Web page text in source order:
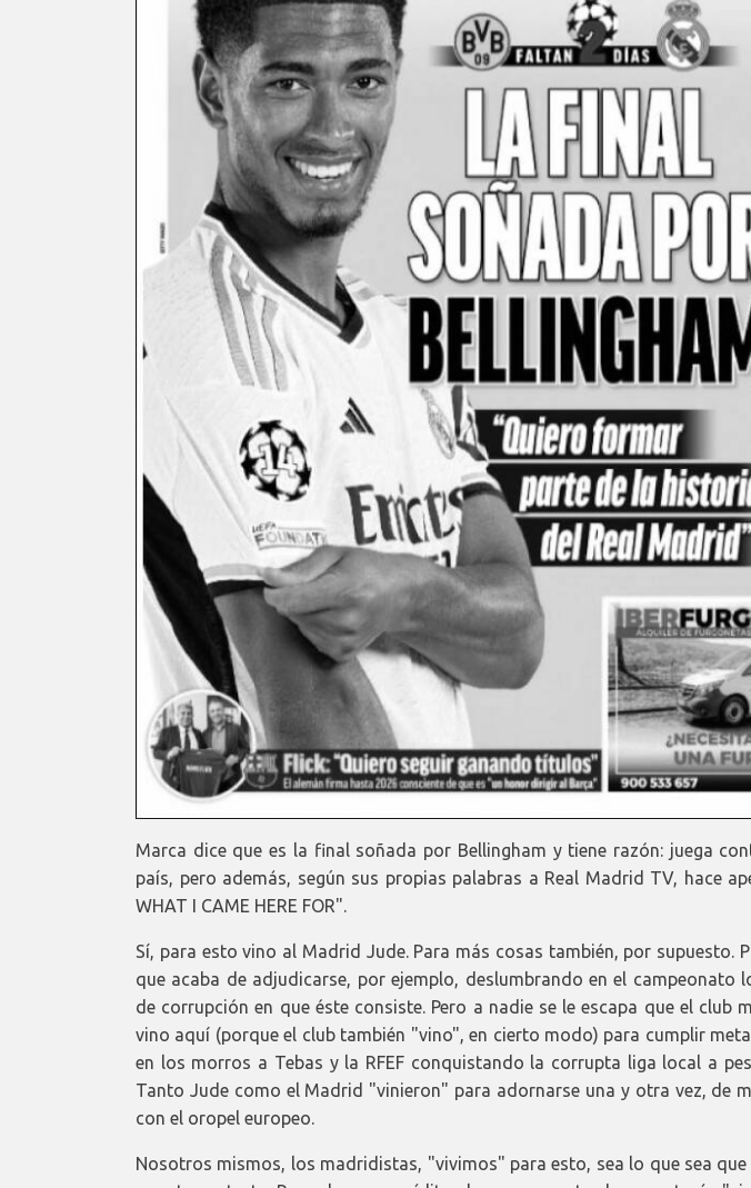
Marca dice que es la final soñada por Bellingham y tiene razón: juega
país, pero además, según sus propias palabras a Real Madrid TV, hace
WHAT I CAME HERE FOR".
Sí, para esto vino al Madrid Jude. Para más cosas también, por supuesto.
que acaba de adjudicarse, por ejemplo, deslumbrando en el campeonato
de corrupción en que éste consiste. Pero a nadie se le escapa que el club
vino aquí (porque el club también "vino", en cierto modo) para cumplir
en los morros a Tebas y la RFEF conquistando la corrupta liga local a
Tanto Jude como el Madrid "vinieron" para adornarse una y otra vez, de
con el oropel europeo.
Nosotros mismos, los madridistas, "vivimos" para esto, sea lo que sea